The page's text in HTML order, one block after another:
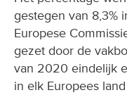
gestegen van 8,3%
Europese
gezet door de
van 2020 eindelijk
in elk Europees